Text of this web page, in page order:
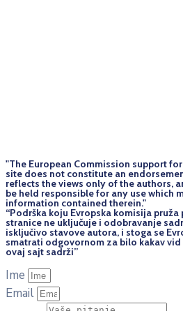
"The European Commission support
site does not constitute an
reflects the views only of the authors,
be held responsi­ble for any use which
information contained therein."
“Podrška koju Evropska komisija
stranice ne uključuje i odobravanje
isključivo stavove autora, i stoga se
smatrati odgovornom za bilo kakav
ovaj sajt sadrži”
Ime
Email